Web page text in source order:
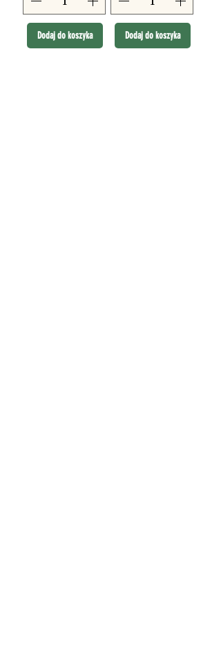
Dodaj do koszyka Dodaj do koszyka